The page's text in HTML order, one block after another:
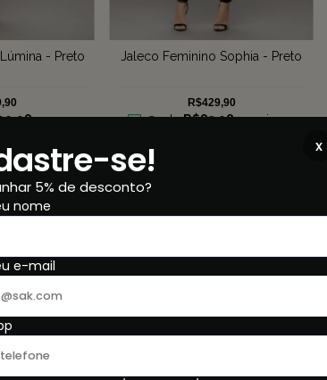
- Preto
sem
VER+
Jaleco Feminino Sophia - Preto
R$429,90
5x deR$85,98sem juros
x
se!
5% de desconto?
nome
e-mail